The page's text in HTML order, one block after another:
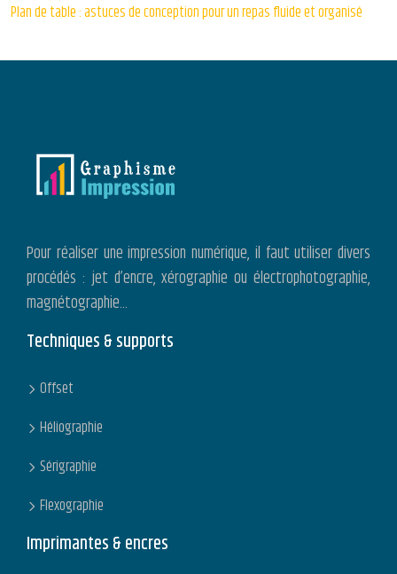
Plan de table : astuces de conception pour un repas fluide et organisé
Pour réaliser une impression numérique, il faut utiliser divers
procédés : jet d’encre, xérographie ou électrophotographie,
magnétographie…
Techniques & supports
Offset
Héliographie
Sérigraphie
Flexographie
Imprimantes & encres